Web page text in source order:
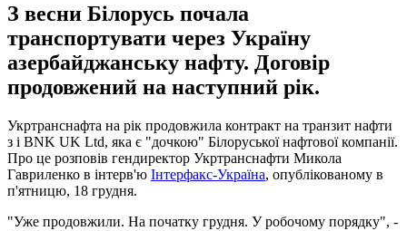
З весни Білорусь почала
транспортувати через Україну
азербайджанську нафту. Договір
продовжений на наступний рік.
Укртранснафта на рік продовжила контракт на транзит нафти
з і BNK UK Ltd, яка є "дочкою" Білоруської нафтової компанії.
Про це розповів гендиректор Укртранснафти Микола
Гавриленко в інтерв'ю Інтерфакс-Україна, опублікованому в
п'ятницю, 18 грудня.
"Уже продовжили. На початку грудня. У робочому порядку", -